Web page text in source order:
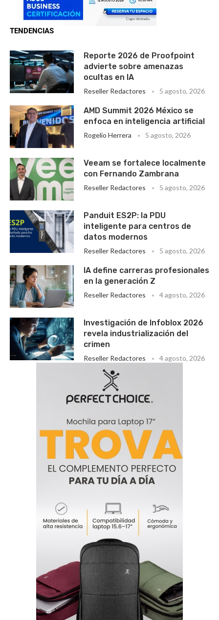
TENDENCIAS
Reporte 2026 de Proofpoint
advierte sobre amenazas
ocultas en IA
Reseller Redactores 5 agosto, 2026
AMD Summit 2026 México se
enfoca en inteligencia artificial
Rogelio Herrera 5 agosto, 2026
Veeam se fortalece localmente
con Fernando Zambrana
Reseller Redactores 5 agosto, 2026
Panduit ES2P: la PDU
inteligente para centros de
datos modernos
Reseller Redactores 5 agosto, 2026
IA define carreras profesionales
en la generación Z
Reseller Redactores 4 agosto, 2026
Investigación de Infoblox 2026
revela industrialización del
crimen
Reseller Redactores 4 agosto, 2026